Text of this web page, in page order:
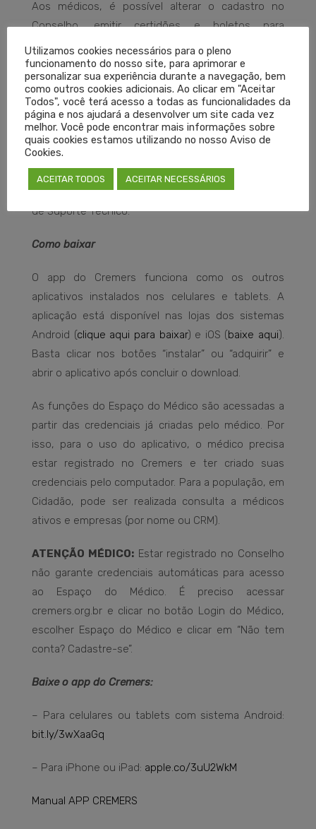
Aos médicos, é possível alterar o cadastro no
Conselho, emitir certidões e boletos para
pagamento da anuidade, acessar os artigos da
plataforma de conhecimento médico Medpedia,
entre outros serviços.
Para fazer solicitações específicas, o médico pode
acessar o menu Contatos, um canal de
comunicação direto entre os profissionais e os
setores do Cremers. Dificuldades e erros na
aplicação devem ser comunicados pelo Formulário
de Suporte Técnico.
Como baixar
O app do Cremers funciona como os outros
aplicativos instalados nos celulares e tablets. A
aplicação está disponível nas lojas dos sistemas
Android (clique aqui para baixar) e iOS ( baixe aqui).
Basta clicar nos botões “instalar” ou “adquirir” e
abrir o aplicativo após concluir o download.
As funções do Espaço do Médico são acessadas a
partir das credenciais já criadas pelo médico. Por
isso, para o uso do aplicativo, o médico precisa
estar registrado no Cremers e ter criado suas
credenciais pelo computador. Para a população, em
Cidadão, pode ser realizada consulta a médicos
ativos e empresas (por nome ou CRM).
ATENÇÃO MÉDICO:Estar registrado no Conselho
não garante credenciais automáticas para acesso
ao Espaço do Médico. É preciso acessar
cremers.org.br e clicar no botão Login do Médico,
escolher Espaço do Médico e clicar em “Não tem
conta? Cadastre-se”.
Baixe o app do Cremers:
– Para celulares ou tablets com sistema Android:
bit.ly/3wXaaGq
– Para iPhone ou iPad: apple.co/3uU2WkM
Manual APP CREMERS
Utilizamos cookies necessários para o pleno
funcionamento do nosso site, para aprimorar e
personalizar sua experiência durante a navegação, bem
como outros cookies adicionais. Ao clicar em "Aceitar
Todos", você terá acesso a todas as funcionalidades da
página e nos ajudará a desenvolver um site cada vez
melhor. Você pode encontrar mais informações sobre
quais cookies estamos utilizando no nosso Aviso de
Cookies.
ACEITAR TODOS ACEITAR NECESSÁRIOS